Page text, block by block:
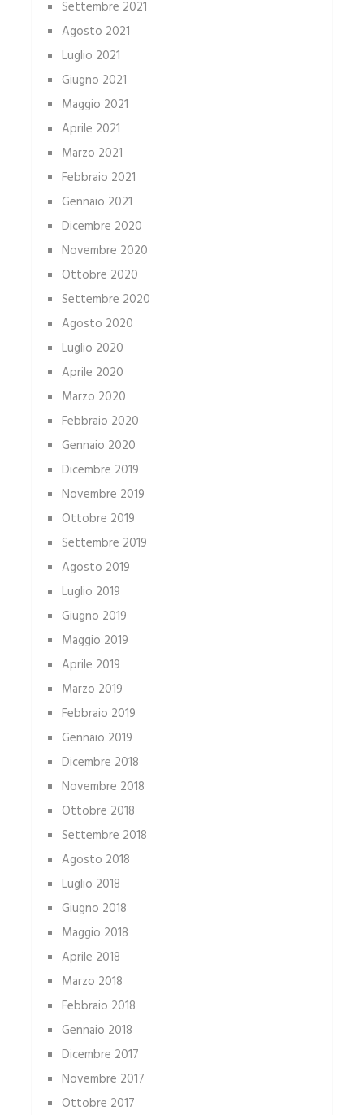
Settembre 2021
Agosto 2021
Luglio 2021
Giugno 2021
Maggio 2021
Aprile 2021
Marzo 2021
Febbraio 2021
Gennaio 2021
Dicembre 2020
Novembre 2020
Ottobre 2020
Settembre 2020
Agosto 2020
Luglio 2020
Aprile 2020
Marzo 2020
Febbraio 2020
Gennaio 2020
Dicembre 2019
Novembre 2019
Ottobre 2019
Settembre 2019
Agosto 2019
Luglio 2019
Giugno 2019
Maggio 2019
Aprile 2019
Marzo 2019
Febbraio 2019
Gennaio 2019
Dicembre 2018
Novembre 2018
Ottobre 2018
Settembre 2018
Agosto 2018
Luglio 2018
Giugno 2018
Maggio 2018
Aprile 2018
Marzo 2018
Febbraio 2018
Gennaio 2018
Dicembre 2017
Novembre 2017
Ottobre 2017